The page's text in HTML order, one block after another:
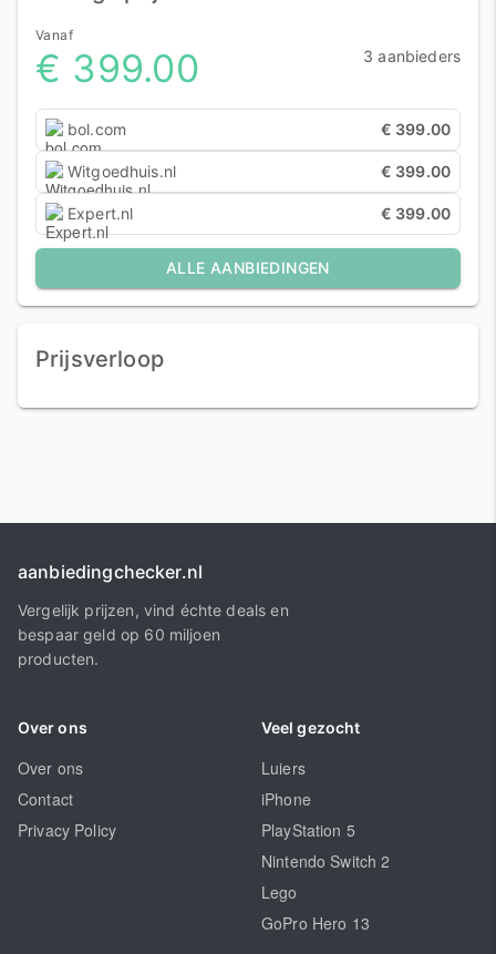
Vanaf
€ 399.00 3 aanbieders
bol.com € 399.00
Witgoedhuis.nl € 399.00
Expert.nl € 399.00
ALLE AANBIEDINGEN
Prijsverloop
aanbiedingchecker.nl
Vergelijk prijzen, vind échte deals en
bespaar geld op 60 miljoen
producten.
Over ons
Over ons
Contact
Privacy Policy
Veel gezocht
Luiers
iPhone
PlayStation 5
Nintendo Switch 2
Lego
GoPro Hero 13